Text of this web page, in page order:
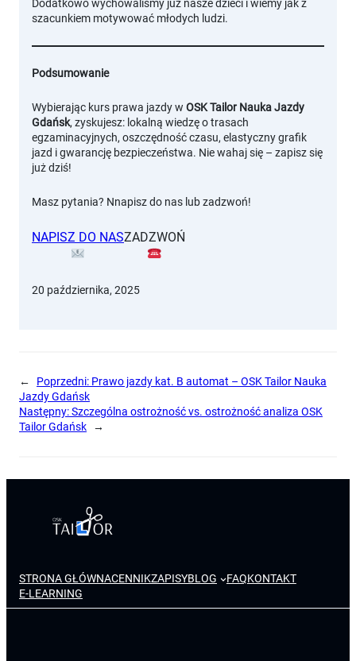
Dodatkowo wychowaliśmy już nasze dzieci i wiemy jak z
szacunkiem motywować młodych ludzi.
Podsumowanie
Wybierając kurs prawa jazdy w OSK Tailor Nauka Jazdy
Gdańsk, zyskujesz: lokalną wiedzę o trasach
egzaminacyjnych, oszczędność czasu, elastyczny grafik
jazd i gwarancję bezpieczeństwa. Nie wahaj się – zapisz się
już dziś!
Masz pytania? Nnapisz do nas lub zadzwoń!
NAPISZ DO NASZADZWOŃ
20 października, 2025
← Poprzedni: Prawo jazdy kat. B automat – OSK Tailor Nauka
Jazdy Gdańsk
Następny:Szczególna ostrożność vs. ostrożność analiza OSK
Tailor Gdańsk
→
STRONA GŁÓWNACENNIKZAPISYBLOG FAQKONTAKT
E-LEARNING